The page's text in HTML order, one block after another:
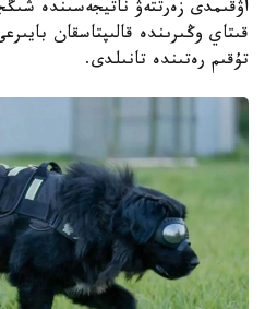
اۋقىمدى زەرتتەۋ ناتيجەسىندە
قىتاي وڭىرىندە قالىپتاسقان
تۇقىم رەتىندە تانىلدى.